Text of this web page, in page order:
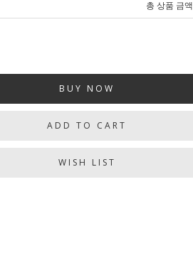
총 상품 금액
BUY NOW
ADD TO CART
WISH LIST